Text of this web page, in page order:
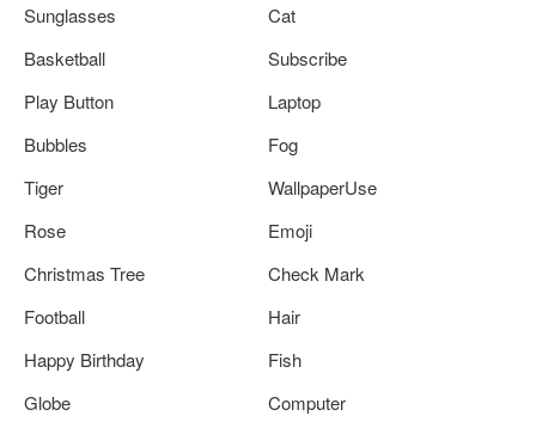
Sunglasses
Cat
Basketball
Subscribe
Play Button
Laptop
Bubbles
Fog
Tiger
WallpaperUse
Rose
Emoji
Christmas Tree
Check Mark
Football
Hair
Happy Birthday
Fish
Globe
Computer